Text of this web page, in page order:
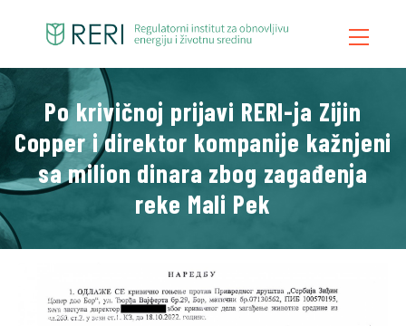
Po krivičnoj prijavi RERI-ja Zijin
Copper i direktor kompanije kažnjeni
sa milion dinara zbog zagađenja
reke Mali Pek
Početna
O Nama
Šta Radimo
Publikacije
Blog